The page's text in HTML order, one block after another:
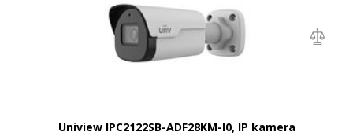
Uniview IPC2122SB-ADF28KM-I0, IP kamera